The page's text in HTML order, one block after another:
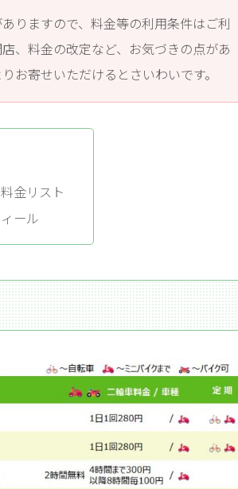
りますので、料金等の利用条件はご利
、料金の改定など、お気づきの点があ
お寄せいただけるとさいわいです。
金リスト
ール